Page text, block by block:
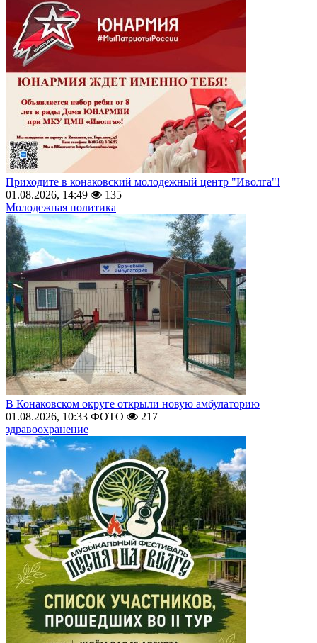
Приходите в конаковский молодежный центр "Иволга"!
01.08.2026, 14:49
135
Молодежная политика
В Конаковском округе открыли новую амбулаторию
01.08.2026, 10:33 ФОТО
217
здравоохранение